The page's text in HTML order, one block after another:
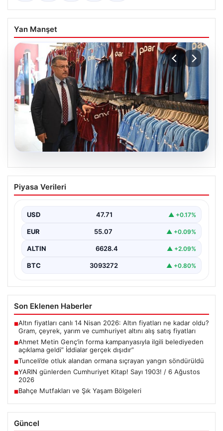
Yan Manşet
06.08.2026
Ahmet Metin Genç’in forma
kampanyasıyla ilgili belediyeden
Piyasa Verileri
USD 47.71 ▲ +0.17%
EUR 55.07 ▲ +0.09%
ALTIN 6628.4 ▲ +2.09%
BTC 3093272 ▲ +0.80%
Son Eklenen Haberler
■Altın fiyatları canlı 14 Nisan 2026: Altın fiyatları ne kadar oldu?
Gram, çeyrek, yarım ve cumhuriyet altını alış satış fiyatları
■Ahmet Metin Genç’in forma kampanyasıyla ilgili belediyeden
açıklama geldi” İddialar gerçek dışıdır”
■Tunceli’de otluk alandan ormana sıçrayan yangın söndürüldü
■YARIN günlerden Cumhuriyet Kitap! Sayı 1903! / 6 Ağustos
2026
■Bahçe Mutfakları ve Şık Yaşam Bölgeleri
Güncel